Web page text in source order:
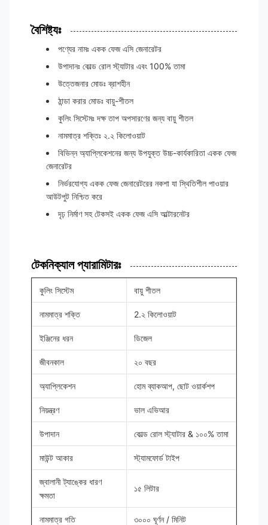
বৈশিষ্ট্যঃ
পণ্যের নামঃ একক ফেজ এসি জেনারেটর
উপাদানঃ কোল্ড রোল স্ট্যাটার এবং 100% তামা
উত্তেজনার মোডঃ ব্রাশহীন
ঠান্ডা করার মোডঃ বায়ু-শীতল
কুলিং সিস্টেমঃ দক্ষ তাপ অপসারণের জন্য বায়ু শীতল
নামমাত্র শক্তিঃ ২.২ কিলোওয়াট
বিভিন্ন অ্যাপ্লিকেশনের জন্য উপযুক্ত উচ্চ-কার্যকারিতা একক ফেজ
জেনারেটর
নির্ভরযোগ্য একক ফেজ জেনারেটরের নকশা যা স্থিতিশীল পাওয়ার
আউটপুট নিশ্চিত করে
দৃঢ় নির্মাণ সহ টেকসই একক ফেজ এসি আল্টারনেটর
টেকনিক্যাল প্যারামিটারঃ
কুলিং সিস্টেম বায়ু শীতল
নামমাত্র শক্তি 2.২ কিলোওয়াট
ইঞ্জিনের ধরন ডিজেল
জীবনকাল ২০ বছর
অ্যাপ্লিকেশন হোম ব্যাকআপ, ছোট ওয়ার্কশপ
নিয়ন্ত্রণ ভাল এভিআর
উপাদান কোল্ড রোল স্ট্যাটার & ১০০% তামা
মাউন্ট আকার স্ট্যামফোর্ড টাইপ
জ্বালানী ট্যাঙ্কের ধারণ
ক্ষমতা
১৫ লিটার
নামমাত্র গতি ৩০০০ ঘূর্ণন / মিনিট